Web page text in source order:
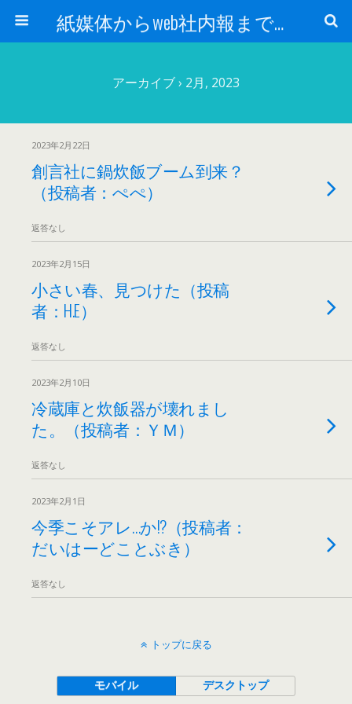
紙媒体からweb社内報まで 社内報制作会社 創言社：東京都千代田区飯田橋駅から１分
アーカイブ › 2月, 2023
2023年2月22日
創言社に鍋炊飯ブーム到来？
（投稿者：ぺぺ）
返答なし
2023年2月15日
小さい春、見つけた（投稿
者：H.E）
返答なし
2023年2月10日
冷蔵庫と炊飯器が壊れまし
た。（投稿者：ＹＭ）
返答なし
2023年2月1日
今季こそアレ…か!?（投稿者：
だいはーどことぶき）
返答なし
トップに戻る
モバイル デスクトップ